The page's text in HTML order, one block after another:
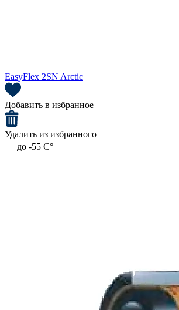
EasyFlex 2SN Arctic
Добавить в избранное
Удалить из избранного
до -55 C°